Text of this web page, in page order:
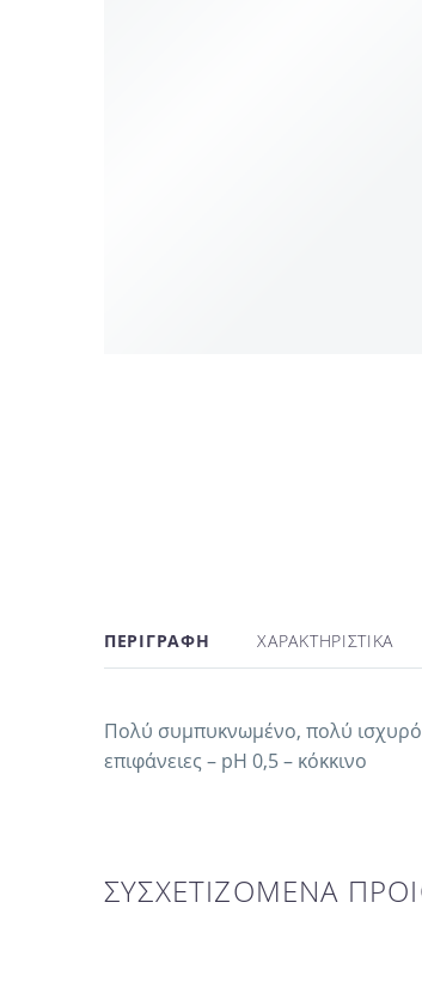
ΠΕΡΙΓΡΑΦΗ ΧΑΡΑΚΤΗΡΙΣΤΙΚΑ
Πολύ συμπυκνωμένο, πολύ ισχυρό
επιφάνειες – pΗ 0,5 – κόκκινο
ΣΥΣΧΕΤΙΖΟΜΕΝΑ